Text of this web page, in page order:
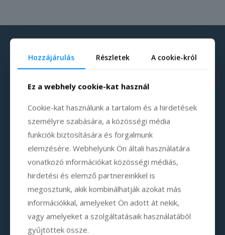
Hozzájárulás Részletek A cookie-król
Ez a webhely cookie-kat használ
Cookie-kat használunk a tartalom és a hirdetések
személyre szabására, a közösségi média
funkciók biztosítására és forgalmunk
elemzésére. Webhelyünk Ön általi használatára
vonatkozó információkat közösségi médiás,
hirdetési és elemző partnereinkkel is
megosztunk, akik kombinálhatják azokat más
információkkal, amelyeket Ön adott át nekik,
vagy amelyeket a szolgáltatásaik használatából
gyűjtöttek össze.